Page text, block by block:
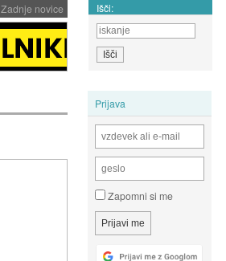
Zadnje novice Išči:
Prijava
Zapomni si me